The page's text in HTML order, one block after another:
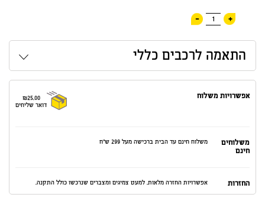
+
1
-
התאמה לרכבים כללי
אפשרויות משלוח
₪25.00
דואר שליחים
משלוחים
חינם
משלוח חינם עד הבית ברכישה מעל 299 ש"ח
החזרות אפשרויות החזרה מלאות. למעט צמיגים ומצברים שנרכשו כולל התקנה.